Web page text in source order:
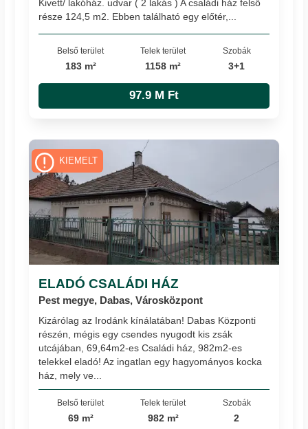
Kivett/ lakóház. udvar ( 2 lakás ) A családi ház felső
része 124,5 m2. Ebben található egy előtér,...
Belső terület
183 m²
Telek terület
1158 m²
Szobák
3+1
97.9 M Ft
ELADÓ CSALÁDI HÁZ
Pest megye, Dabas, Városközpont
Kizárólag az Irodánk kínálatában! Dabas Központi
részén, mégis egy csendes nyugodt kis zsák
utcájában, 69,64m2-es Családi ház, 982m2-es
telekkel eladó! Az ingatlan egy hagyományos kocka
ház, mely ve...
Belső terület
69 m²
Telek terület
982 m²
Szobák
2
KIEMELT